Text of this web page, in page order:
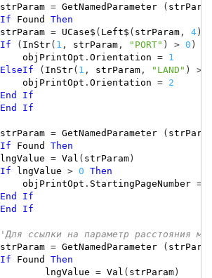
strParam = GetNamedParameter (
If
Found
Then
strParam = UCase$ ( Left$ ( strParam, 4))
If
( InStr( 1 , strParam, "PORT" ) > 0 )
objPrintOpt . Orientation = 1
ElseIf
( InStr( 1 , strParam, "LAND" ) >
objPrintOpt . Orientation = 2
End
If
End
If
strParam = GetNamedParameter (
If
Found
Then
lngValue = Val ( strParam)
If
lngValue > 0 Then
objPrintOpt . StartingPageNumber =
End
If
End
If
'Для ссылки на параметр расстояния
strParam = GetNamedParameter (
If
Found
Then
lngValue = Val ( strParam)